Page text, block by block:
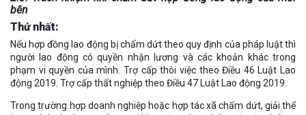
bên
Thứ nhất:
Nếu hợp đồng lao động bị chấm dứt theo quy định của pháp luật thì
người lao động có quyền nhận lương và các khoản khác trong
phạm vi quyền của mình. Trợ cấp thôi việc theo Điều 46 Luật Lao
động 2019. Trợ cấp thất nghiệp theo Điều 47 Luật Lao động 2019.
Trong trường hợp doanh nghiệp hoặc hợp tác xã chấm dứt, giải thể